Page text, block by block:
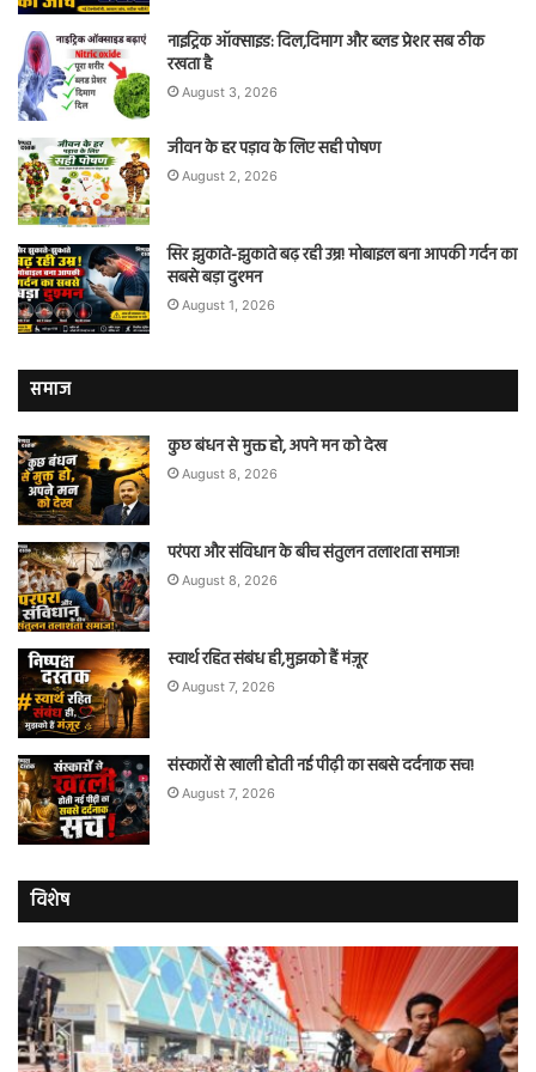
नाइट्रिक ऑक्साइड: दिल,दिमाग और ब्लड प्रेशर सब ठीक
रखता है
August 3, 2026
जीवन के हर पड़ाव के लिए सही पोषण
August 2, 2026
सिर झुकाते-झुकाते बढ़ रही उम्र! मोबाइल बना आपकी गर्दन का
सबसे बड़ा दुश्मन
August 1, 2026
समाज
कुछ बंधन से मुक्त हो, अपने मन को देख
August 8, 2026
परंपरा और संविधान के बीच संतुलन तलाशता समाज!
August 8, 2026
स्वार्थ रहित संबंध ही,मुझको हैं मंज़ूर
August 7, 2026
संस्कारों से खाली होती नई पीढ़ी का सबसे दर्दनाक सच!
August 7, 2026
विशेष